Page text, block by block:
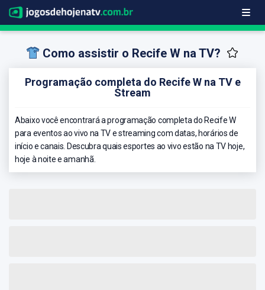
Como assistir o Recife W na TV?
Programação completa do Recife W na TV e
Stream
Abaixo você encontrará a programação completa do Recife W
para eventos ao vivo na TV e streaming com datas, horários de
início e canais. Descubra quais esportes ao vivo estão na TV hoje,
hoje à noite e amanhã.